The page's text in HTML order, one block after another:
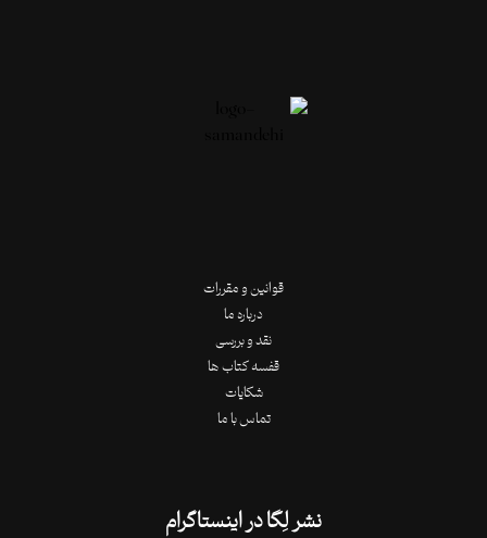
قوانین و مقررات
درباره ما
نقد و بررسی
قفسه کتاب ها
شکایات
تماس با ما
نشر لِگا در اینستاگرام